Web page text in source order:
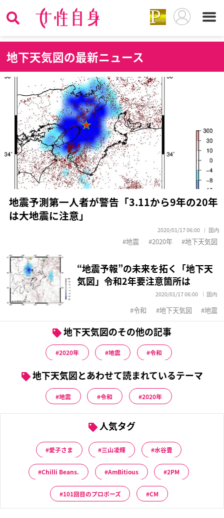
地下天気図の最新ニュース
地震予測第一人者が警告「3.11から9年の20年
は大地震に注意」
2020/01/17 06:00 国内
地震 2020年 地下天気図
“地震予報”の未来を拓く「地下天
気図」令和2年要注意箇所は
2020/01/17 06:00 国内
令和 地下天気図 地震
地下天気図のその他の記事
2020年 地震 令和
地下天気図とあわせて読まれているテーマ
地震 令和 2020年
人気タグ
愛子さま 三山凌輝 水谷豊
Chilli Beans. AmBitious 2PM
101回目のプロポーズ CM